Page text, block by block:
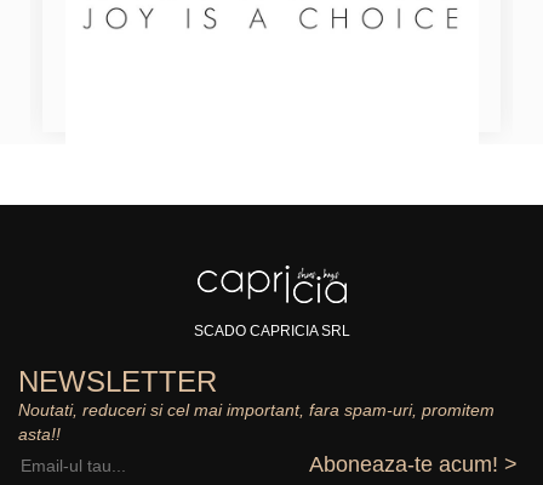
SCADO CAPRICIA SRL
NEWSLETTER
Noutati, reduceri si cel mai important, fara spam-uri, promitem
asta!!
Aboneaza-te acum! >